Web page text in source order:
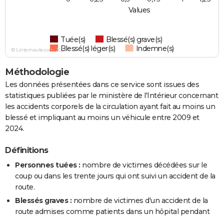
Values
Tuée(s)
Blessé(s) grave(s)
Blessé(s) léger(s)
Indemne(s)
© Linternaute.com 2026
Méthodologie
Les données présentées dans ce service sont issues des
statistiques publiées par le ministère de l'Intérieur concernant
les accidents corporels de la circulation ayant fait au moins un
blessé et impliquant au moins un véhicule entre 2009 et
2024.
Définitions
Personnes tuées : nombre de victimes décédées sur le
coup ou dans les trente jours qui ont suivi un accident de la
route.
Blessés graves : nombre de victimes d'un accident de la
route admises comme patients dans un hôpital pendant